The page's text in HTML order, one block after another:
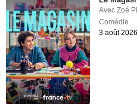
AvecZoé
Comédie
3 août